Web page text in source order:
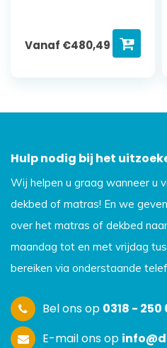
Vanaf €480,49
Hulp nodig bij het
Wij helpen u graag wanneer u
dekbed of matras! En we
over het matras of dekbed
maandag tot en met vrijdag
bereiken via onderstaande
Bel ons op 0318 - 250
E-mail ons op